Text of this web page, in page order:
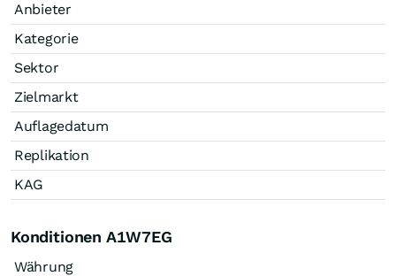
Anbieter
Kategorie
Sektor
Zielmarkt
Auflagedatum
Replikation
KAG
Konditionen A1W7EG
Währung